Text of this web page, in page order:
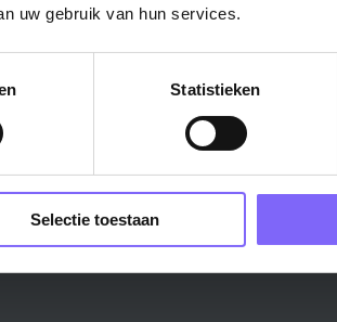
uw gebruik van hun services.
Statistieken
Selectie toestaan